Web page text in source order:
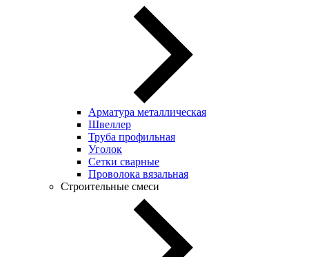
Арматура металлическая
Швеллер
Труба профильная
Уголок
Сетки сварные
Проволока вязальная
Строительные смеси